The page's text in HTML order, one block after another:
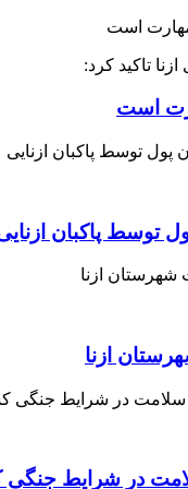
تاکید کرد:
است
توسط پاکبان
ازنا
در شرایط